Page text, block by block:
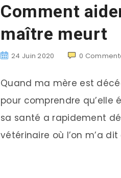
Comment
maître meurt
24 Juin 2020 0
Quand ma mère est
pour comprendre qu’elle
sa santé a rapidement
vétérinaire où l’on m’a